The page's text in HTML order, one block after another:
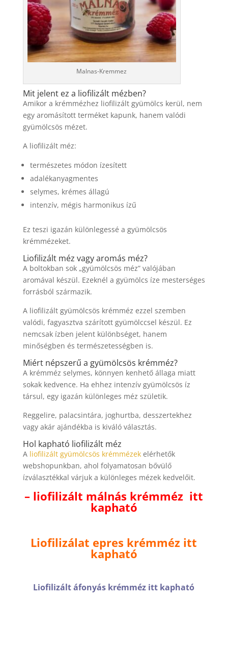
Malnas-Kremmez
Mit jelent ez a liofilizált mézben?
Amikor a krémmézhez liofilizált gyümölcs kerül, nem
egy aromásított terméket kapunk, hanem valódi
gyümölcsös mézet.
A liofilizált méz:
természetes módon ízesített
adalékanyagmentes
selymes, krémes állagú
intenzív, mégis harmonikus ízű
Ez teszi igazán különlegessé a gyümölcsös
krémmézeket.
Liofilizált méz vagy aromás méz?
A boltokban sok „gyümölcsös méz” valójában
aromával készül. Ezeknél a gyümölcs íze mesterséges
forrásból származik.
A liofilizált gyümölcsös krémméz ezzel szemben
valódi, fagyasztva szárított gyümölccsel készül. Ez
nemcsak ízben jelent különbséget, hanem
minőségben és természetességben is.
Miért népszerű a gyümölcsös krémméz?
A krémméz selymes, könnyen kenhető állaga miatt
sokak kedvence. Ha ehhez intenzív gyümölcsös íz
társul, egy igazán különleges méz születik.
Reggelire, palacsintára, joghurtba, desszertekhez
vagy akár ajándékba is kiváló választás.
Hol kapható liofilizált méz
Aliofilizált gyümölcsös krémmézekelérhetők
webshopunkban, ahol folyamatosan bővülő
ízválasztékkal várjuk a különleges mézek kedvelőit.
– liofilizált málnás krémméz itt
kapható
Liofilizálat epres krémméz itt
kapható
Liofilizált áfonyás krémméz itt kapható